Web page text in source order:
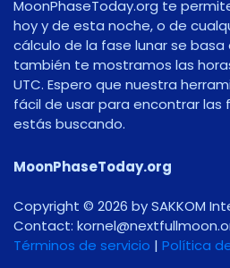
MoonPhaseToday.org te
hoy y de esta noche, o de
cálculo de la fase lunar se
también te mostramos las
UTC. Espero que nuestra
fácil de usar para encontrar las
estás buscando.
MoonPhaseToday.org
Copyright © 2026 by SAKKOM
Contact:
Términos de servicio | Política